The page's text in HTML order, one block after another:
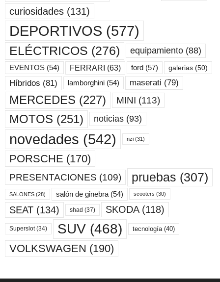
curiosidades (131)
DEPORTIVOS (577)
ELÉCTRICOS (276) equipamiento (88)
EVENTOS (54) FERRARI (63) ford (57) galerias (50)
Híbridos (81) lamborghini (54) maserati (79)
MERCEDES (227) MINI (113)
MOTOS (251) noticias (93)
novedades (542) nzi (31)
PORSCHE (170)
PRESENTACIONES (109) pruebas (307)
SALONES (28) salón de ginebra (54) scooters (30)
SEAT (134) shad (37) SKODA(118)
Superslot(34) SUV (468) tecnología (40)
VOLKSWAGEN (190)